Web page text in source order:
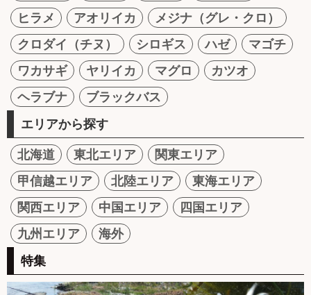
ヒラメ
アオリイカ
メジナ（グレ・クロ）
クロダイ（チヌ）
シロギス ハゼ
マゴチ
ワカサギ
ヤリイカ マグロ
カツオ
ヘラブナ
ブラックバス
エリアから探す
北海道 東北エリア
関東エリア
甲信越エリア
北陸エリア
東海エリア
関西エリア
中国エリア
四国エリア
九州エリア
海外
特集